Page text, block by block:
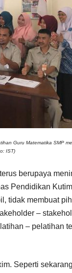
Guru Matematika SMP
IST)
berupaya
Pendidikan
tidak membuat
–
– pelatihan
Seperti